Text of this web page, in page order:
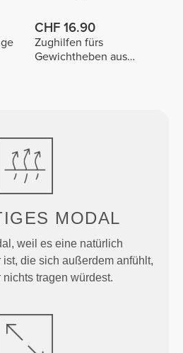
CHF 16.90
Zughilfen fürs
Gewichtheben aus
MODAL
weil es eine natürlich
die sich außerdem anfühlt,
nichts tragen würdest.